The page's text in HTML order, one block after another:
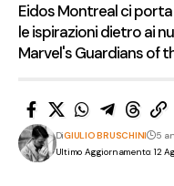
Eidos Montreal ci
le ispirazioni dietro ai
Marvel's Guardians of
Ultimo Aggiornamento: 12
DiGIULIO BRUSCHINI 5